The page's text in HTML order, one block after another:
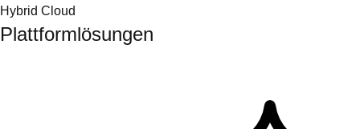
Hybrid Cloud
Plattformlösungen